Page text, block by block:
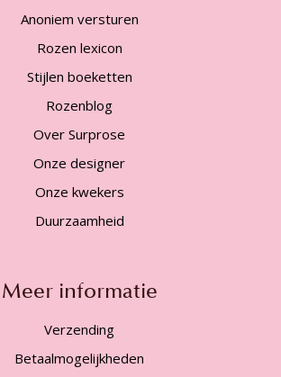
Anoniem versturen
Rozen lexicon
Stijlen boeketten
Rozenblog
Over Surprose
Onze designer
Onze kwekers
Duurzaamheid
Meer informatie
Verzending
Betaalmogelijkheden